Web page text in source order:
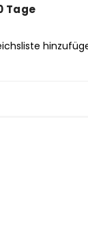
Tage